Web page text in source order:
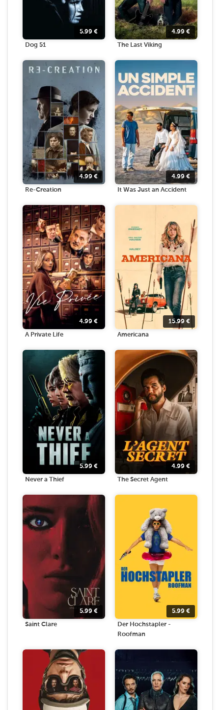
5.99 €
Dog 51
4.99 €
The Last Viking
4.99 €
Re-Creation
4.99 €
It Was Just an Accident
4.99 €
A Private Life
15.99 €
Americana
5.99 €
Never a Thief
4.99 €
The Secret Agent
5.99 €
Saint Clare
5.99 €
Der Hochstapler -
Roofman